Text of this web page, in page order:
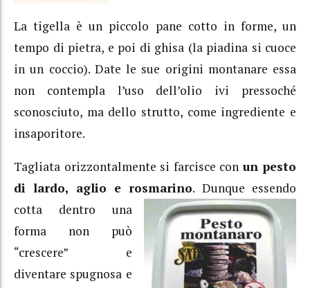
La tigella è un piccolo pane cotto in forme, un
tempo di pietra, e poi di ghisa (la piadina si cuoce
in un coccio). Date le sue origini montanare essa
non contempla l’uso dell’olio ivi pressoché
sconosciuto, ma dello strutto, come ingrediente e
insaporitore.
Tagliata orizzontalmente si farcisce con un pesto
di lardo, aglio e rosmarino. Dunque essendo
cotta dentro una
forma non può
“crescere” e
diventare spugnosa e